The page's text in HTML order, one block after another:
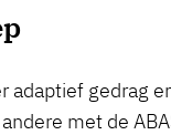
adaptief gedrag
met de